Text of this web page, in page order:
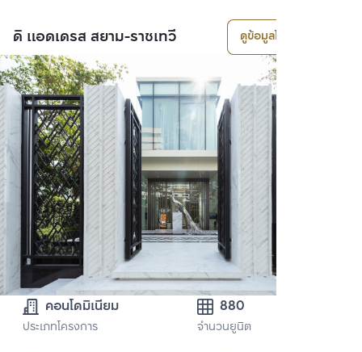
ดิ แอดเดรส สยาม-ราชเทวี ดูข้อมูลโครงการ
คอนโดมิเนียม
ประเภทโครงการ
880
จำนวนยูนิต